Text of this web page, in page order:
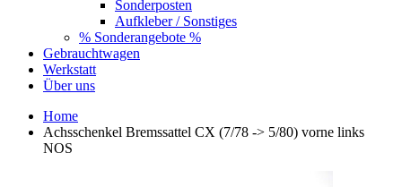
Sonderposten
Aufkleber / Sonstiges
% Sonderangebote %
Gebrauchtwagen
Werkstatt
Über uns
Home
Achsschenkel Bremssattel CX (7/78 -> 5/80) vorne links
NOS